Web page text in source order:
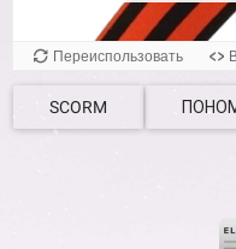
SCORM